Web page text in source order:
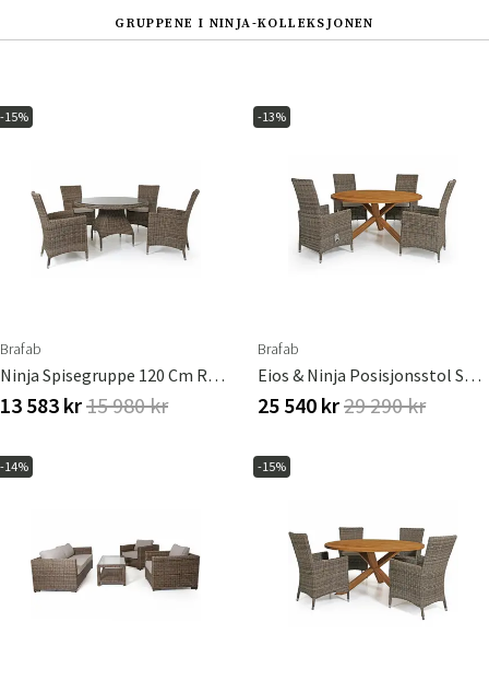
GRUPPENE I NINJA-KOLLEKSJONEN
-15%
Brafab
Ninja Spisegruppe 120 Cm Rustikk Brafab
13 583 kr15 980 kr
-13%
Brafab
Eios & Ninja Posisjonsstol Spisegruppe Brafab
25 540 kr29 290 kr
-14% -15%